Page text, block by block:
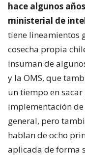
hace algunos
ministerial de
tiene lineamientos
cosecha propia
insuman de
y la OMS, que
un tiempo en
implementación
general, pero
hablan de ocho
aplicada de forma